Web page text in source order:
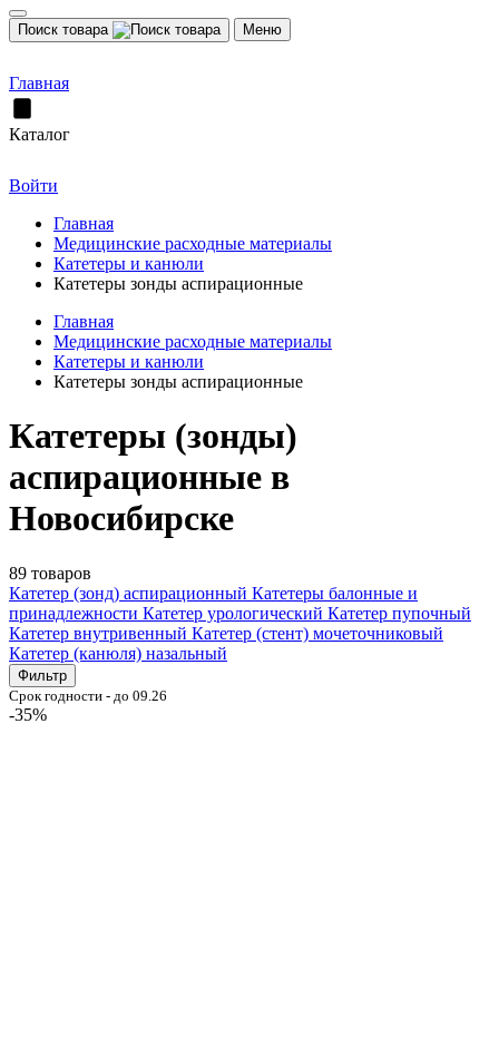
Поиск товара Меню
Главная
Каталог
Войти
Главная
Медицинские расходные материалы
Катетеры и канюли
Катетеры зонды аспирационные
Главная
Медицинские расходные материалы
Катетеры и канюли
Катетеры зонды аспирационные
Катетеры (зонды)
аспирационные в
Новосибирске
89 товаров
Катетер (зонд) аспирационный Катетеры балонные и
принадлежности Катетер урологический Катетер пупочный
Катетер внутривенный Катетер (стент) мочеточниковый
Катетер (канюля) назальный
Фильтр
Срок годности - до 09.26
-35%